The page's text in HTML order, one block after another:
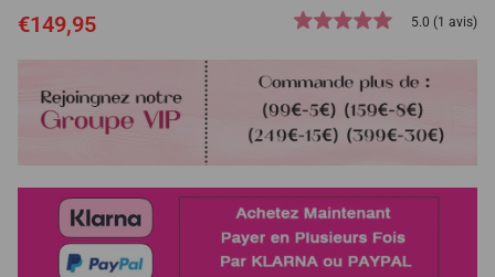
€149,95 5.0 (1 avis)